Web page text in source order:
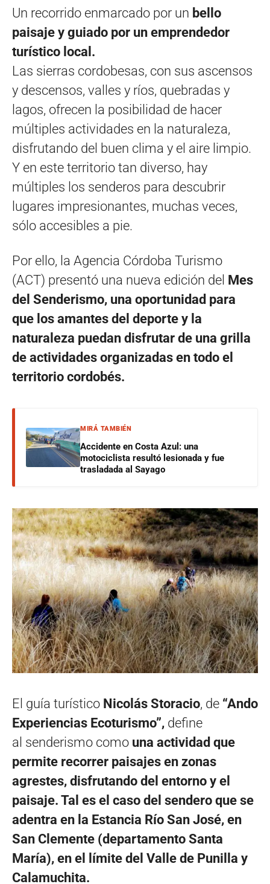
Un recorrido enmarcado por un bello
paisaje y guiado por un emprendedor
turístico local.
Las sierras cordobesas, con sus ascensos
y descensos, valles y ríos, quebradas y
lagos, ofrecen la posibilidad de hacer
múltiples actividades en la naturaleza,
disfrutando del buen clima y el aire limpio.
Y en este territorio tan diverso, hay
múltiples los senderos para descubrir
lugares impresionantes, muchas veces,
sólo accesibles a pie.
Por ello, la Agencia Córdoba Turismo
(ACT) presentó una nueva edición del Mes
del Senderismo, una oportunidad para
que los amantes del deporte y la
naturaleza puedan disfrutar de una grilla
de actividades organizadas en todo el
territorio cordobés.
MIRÁ TAMBIÉN
Accidente en Costa Azul: una
motociclista resultó lesionada y fue
trasladada al Sayago
El guía turístico Nicolás Storacio, de “Ando
Experiencias Ecoturismo”, define
al senderismo como una actividad que
permite recorrer paisajes en zonas
agrestes, disfrutando del entorno y el
paisaje. Tal es el caso del sendero que se
adentra en la Estancia Río San José, en
San Clemente (departamento Santa
María), en el límite del Valle de Punilla y
Calamuchita.